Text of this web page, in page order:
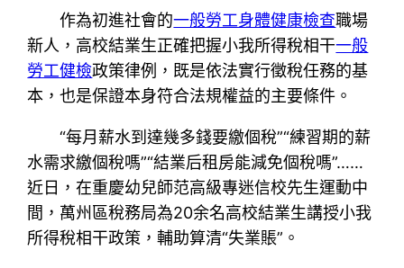
作為初進社會的一般勞工身體健康檢查職場
新人，高校結業生正確把握小我所得稅相干一般
勞工健檢政策律例，既是依法實行徵稅任務的基
本，也是保證本身符合法規權益的主要條件。
“每月薪水到達幾多錢要繳個稅”“練習期的薪
水需求繳個稅嗎”“結業后租房能減免個稅嗎”……
近日，在重慶幼兒師范高級專迷信校先生運動中
間，萬州區稅務局為20余名高校結業生講授小我
所得稅相干政策，輔助算清“失業賬”。